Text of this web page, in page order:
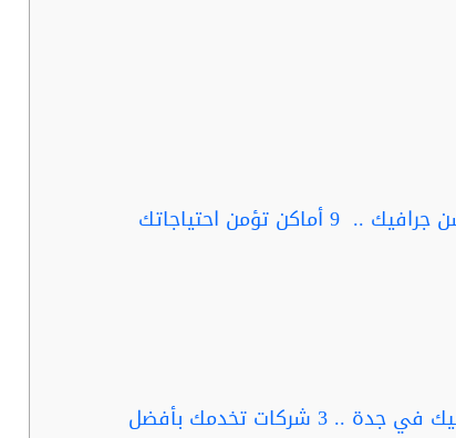
تؤمن احتياجاتك
ربما تفيدك قراءة..مصمم موشن جرافيك في جدة .. 3 شركات تخدمك بأفضل